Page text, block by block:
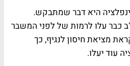
היא דבר שמתבקש.
כבר עלו לרמות של לפני המשבר
מציאת חיסון לנגיף, כך
עוד יעלו.